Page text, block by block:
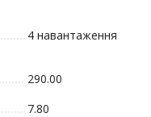
4 навантаження
290.00
7.80